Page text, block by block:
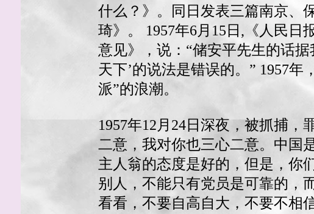
什么？》。同日发表三篇南京、
琦》。 1957年6月15日,《人民
意见》，说：“储安平先生的话
天下’的说法是错误的。” 1957
派”的浪潮。
1957年12月24日深夜，被抓捕
二意，我对你也三心二意。中国
主人翁的态度是好的，但是，你
别人，不能只有党员是可靠的，
看看，不要自高自大，不要不相